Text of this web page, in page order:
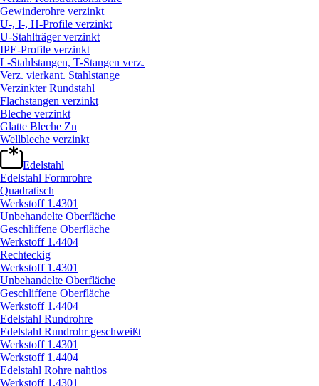
Gewinderohre verzinkt
U-, I-, H-Profile verzinkt
U-Stahlträger verzinkt
IPE-Profile verzinkt
L-Stahlstangen, T-Stangen verz.
Verz. vierkant. Stahlstange
Verzinkter Rundstahl
Flachstangen verzinkt
Bleche verzinkt
Glatte Bleche Zn
Wellbleche verzinkt
Edelstahl
Edelstahl Formrohre
Quadratisch
Werkstoff 1.4301
Unbehandelte Oberfläche
Geschliffene Oberfläche
Werkstoff 1.4404
Rechteckig
Werkstoff 1.4301
Unbehandelte Oberfläche
Geschliffene Oberfläche
Werkstoff 1.4404
Edelstahl Rundrohre
Edelstahl Rundrohr geschweißt
Werkstoff 1.4301
Werkstoff 1.4404
Edelstahl Rohre nahtlos
Werkstoff 1.4301